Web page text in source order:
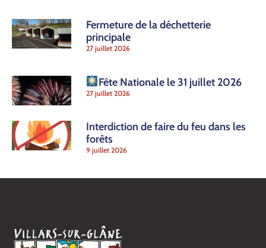
Fermeture de la déchetterie
principale
27 juillet 2026
Fête Nationale le 31 juillet 2026
27 juillet 2026
Interdiction de faire du feu dans les
forêts
9 juillet 2026